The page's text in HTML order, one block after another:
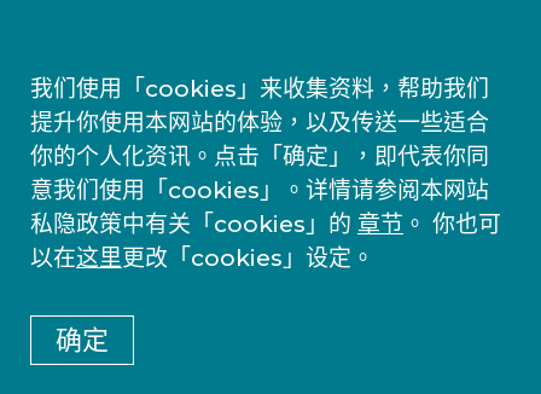
我们使用「cookies」来收集资料，帮助我们
提升你使用本网站的体验，以及传送一些适合
你的个人化资讯。点击「确定」，即代表你同
意我们使用「cookies」。详情请参阅本网站
私隐政策中有关「cookies」的 章节 。 你也可
以在这里更改「cookies」设定。
确定